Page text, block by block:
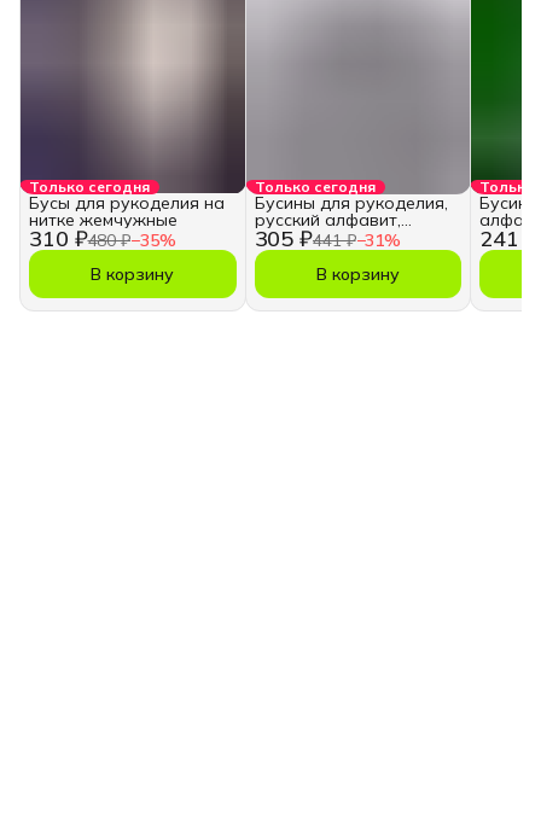
Только сегодня
310 ₽480 ₽−35%
Бусы для рукоделия на
нитке жемчужные
В корзину
Только сегодня
305 ₽441 ₽−31%
Бусины для рукоделия,
русский алфавит,
кубики
В корзину
Только
241 ₽